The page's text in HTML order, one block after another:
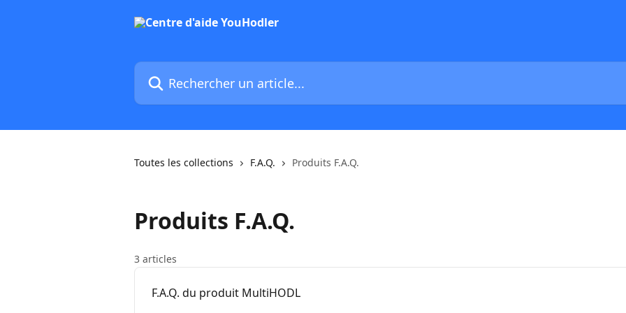
Rechercher un article...
Toutes les collections F.A.Q. Produits F.A.Q.
Produits F.A.Q.
3 articles
F.A.Q. du produit MultiHODL